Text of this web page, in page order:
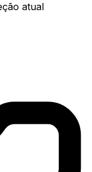
atual